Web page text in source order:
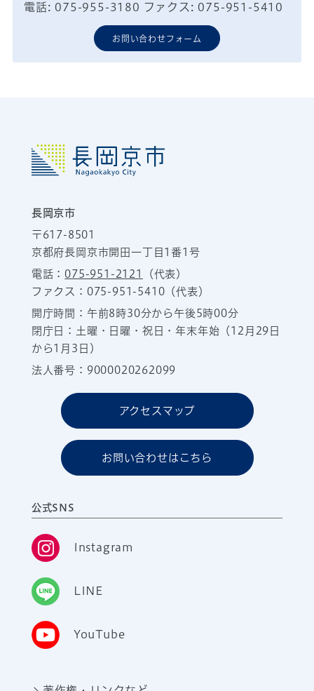
電話: 075-955-3180 ファクス: 075-951-5410
お問い合わせフォーム
長岡京市
〒617-8501
京都府長岡京市開田一丁目1番1号
電話：075-951-2121
（代表）
ファクス：075-951-5410（代表）
開庁時間：午前8時30分から午後5時00分
閉庁日：土曜・日曜・祝日・年末年始（12月29日
から1月3日）
法人番号：9000020262099
アクセスマップ
お問い合わせはこちら
公式SNS
Instagram
LINE
YouTube